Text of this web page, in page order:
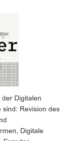
der Digitalen
sind: Revision des
Digitale